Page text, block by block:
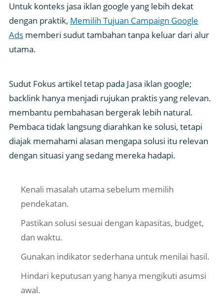
Untuk konteks jasa iklan google yang lebih dekat
dengan praktik, Memilih Tujuan Campaign Google
Ads memberi sudut tambahan tanpa keluar dari alur
utama.
Sudut Fokus artikel tetap pada Jasa iklan google;
backlink hanya menjadi rujukan praktis yang relevan.
membantu pembahasan bergerak lebih natural.
Pembaca tidak langsung diarahkan ke solusi, tetapi
diajak memahami alasan mengapa solusi itu relevan
dengan situasi yang sedang mereka hadapi.
Kenali masalah utama sebelum memilih
pendekatan.
Pastikan solusi sesuai dengan kapasitas, budget,
dan waktu.
Gunakan indikator sederhana untuk menilai hasil.
Hindari keputusan yang hanya mengikuti asumsi
awal.